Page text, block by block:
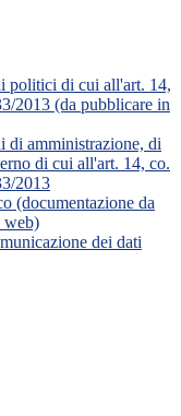
politici di cui all'art. 14,
2013 (da pubblicare in
di amministrazione, di
di cui all'art. 14, co.
2013
(documentazione da
web)
dei dati